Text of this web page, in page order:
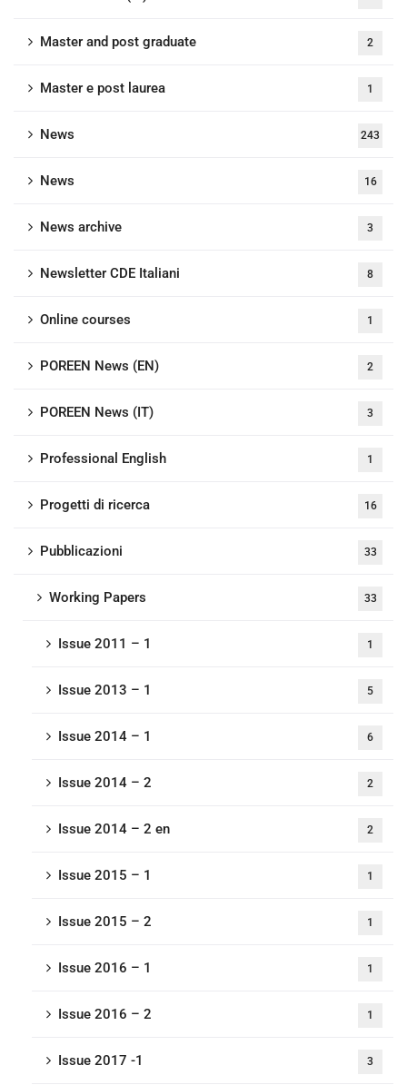
Master and post graduate 2
Master e post laurea 1
News 243
News 16
News archive 3
Newsletter CDE Italiani 8
Online courses 1
POREEN News (EN) 2
POREEN News (IT) 3
Professional English 1
Progetti di ricerca 16
Pubblicazioni 33
Working Papers 33
Issue 2011 – 1 1
Issue 2013 – 1 5
Issue 2014 – 1 6
Issue 2014 – 2 2
Issue 2014 – 2 en 2
Issue 2015 – 1 1
Issue 2015 – 2 1
Issue 2016 – 1 1
Issue 2016 – 2 1
Issue 2017 -1 3